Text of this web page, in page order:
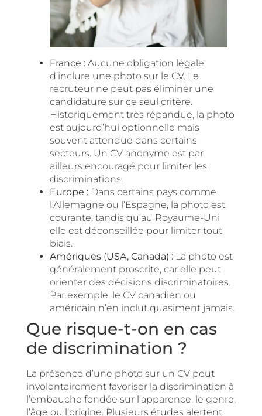
France : Aucune obligation légale
d’inclure une photo sur le CV. Le
recruteur ne peut pas éliminer une
candidature sur ce seul critère.
Historiquement très répandue, la photo
est aujourd’hui optionnelle mais
souvent attendue dans certains
secteurs. Un CV anonyme est par
ailleurs encouragé pour limiter les
discriminations.
Europe : Dans certains pays comme
l’Allemagne ou l’Espagne, la photo est
courante, tandis qu’au Royaume-Uni
elle est déconseillée pour limiter tout
biais.
Amériques (USA, Canada) : La photo est
généralement proscrite, car elle peut
orienter des décisions discriminatoires.
Par exemple, le CV canadien ou
américain n’en inclut quasiment jamais.
Que risque-t-on en cas
de discrimination ?
La présence d’une photo sur un CV peut
involontairement favoriser la discrimination à
l’embauche fondée sur l’apparence, le genre,
l’âge ou l’origine. Plusieurs études alertent